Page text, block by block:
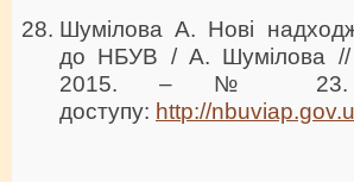
Шумілова А. Нові
до НБУВ / А. Шумілова //
2015. – № 23.
доступу: http://